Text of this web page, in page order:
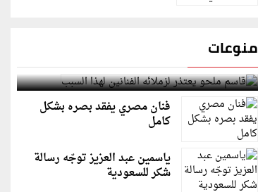
منوعات
قاسم ملحو يعتذر لزملائه الفنانين لهذا السبب
فنان مصري يفقد بصره بشكل
كامل
ياسمين عبد العزيز توجّه رسالة
شكر للسعودية